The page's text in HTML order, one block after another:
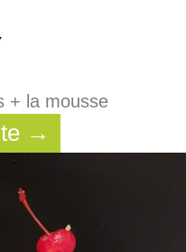
+ la mousse
→